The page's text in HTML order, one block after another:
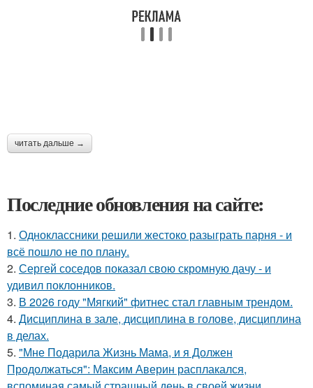
читать дальше →
Последние обновления на сайте:
1. Одноклассники решили жестоко разыграть парня - и
всё пошло не по плану.
2. Сергей соседов показал свою скромную дачу - и
удивил поклонников.
3. В 2026 году "Мягкий" фитнес стал главным трендом.
4. Дисциплина в зале, дисциплина в голове, дисциплина
в делах.
5. "Мне Подарила Жизнь Мама, и я Должен
Продолжаться": Максим Аверин расплакался,